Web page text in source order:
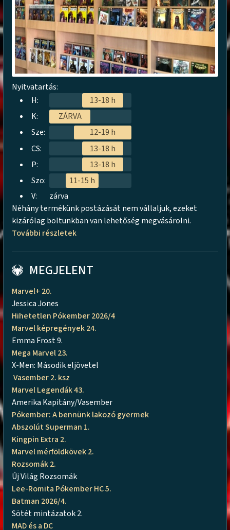
Nyitvatartás:
H:
13-18 h
K:
ZÁRVA
Sze:
12-19 h
CS:
13-18 h
P:
13-18 h
Szo:
11-15 h
V:
zárva
Néhány termékünk postázását nem vállaljuk, ezeket
kizárólag boltunkban van lehetőség megvásárolni.
További részletek
MEGJELENT
Marvel+ 20.
Jessica Jones
Hihetetlen Pókember 2026/4
Marvel képregények 24.
Emma Frost 9.
Mega Marvel 23.
X-Men: Második eljövetel
Vasember 2. ksz
Marvel Legendák 43.
Amerika Kapitány/Vasember
Pókember: A bennünk lakozó gyermek
Abszolút Superman 1.
Kingpin Extra 2.
Marvel mérföldkövek 2.
Rozsomák 2.
Új Világ Rozsomák
Lee-Romita Pókember HC 5.
Batman 2026/4.
Sötét mintázatok 2.
MAD és a DC